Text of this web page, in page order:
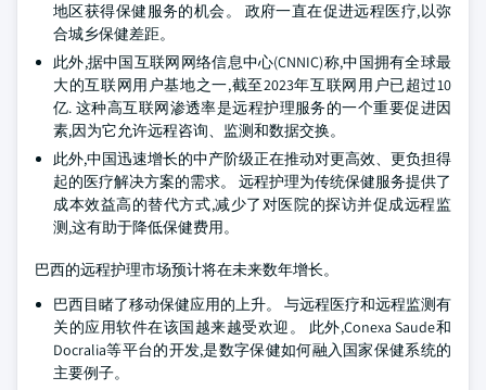
地区获得保健服务的机会。 政府一直在促进远程医疗,以弥
合城乡保健差距。
此外,据中国互联网网络信息中心(CNNIC)称,中国拥有全球最
大的互联网用户基地之一,截至2023年互联网用户已超过10
亿. 这种高互联网渗透率是远程护理服务的一个重要促进因
素,因为它允许远程咨询、监测和数据交换。
此外,中国迅速增长的中产阶级正在推动对更高效、更负担得
起的医疗解决方案的需求。 远程护理为传统保健服务提供了
成本效益高的替代方式,减少了对医院的探访并促成远程监
测,这有助于降低保健费用。
巴西的远程护理市场预计将在未来数年增长。
巴西目睹了移动保健应用的上升。 与远程医疗和远程监测有
关的应用软件在该国越来越受欢迎。 此外,Conexa Saude和
Docralia等平台的开发,是数字保健如何融入国家保健系统的
主要例子。